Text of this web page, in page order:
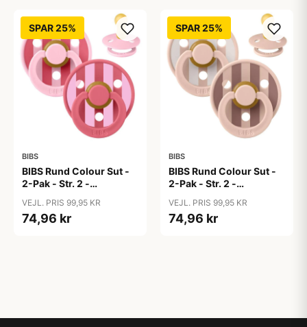
SPAR 25%
BIBS
BIBS Rund Colour Sut -
2-Pak - Str. 2 -
Studio - Baby Pink/Coral
Mix
VEJL. PRIS 99,95 KR
74,96 kr
SPAR 25%
BIBS
BIBS Rund Colour Sut -
2-Pak - Str. 2 -
Studio - Blush Mix
VEJL. PRIS 99,95 KR
74,96 kr